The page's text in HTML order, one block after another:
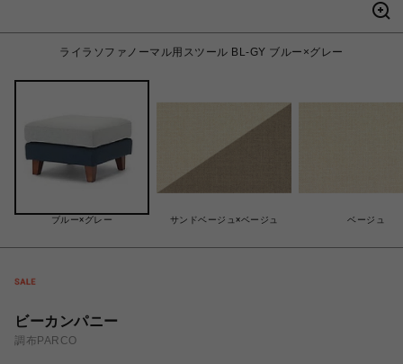
ライラソファノーマル用スツール BL-GY ブルー×グレー
ブルー×グレー サンドベージュ×ベージュ ベージュ
ビーカンパニー
調布PARCO